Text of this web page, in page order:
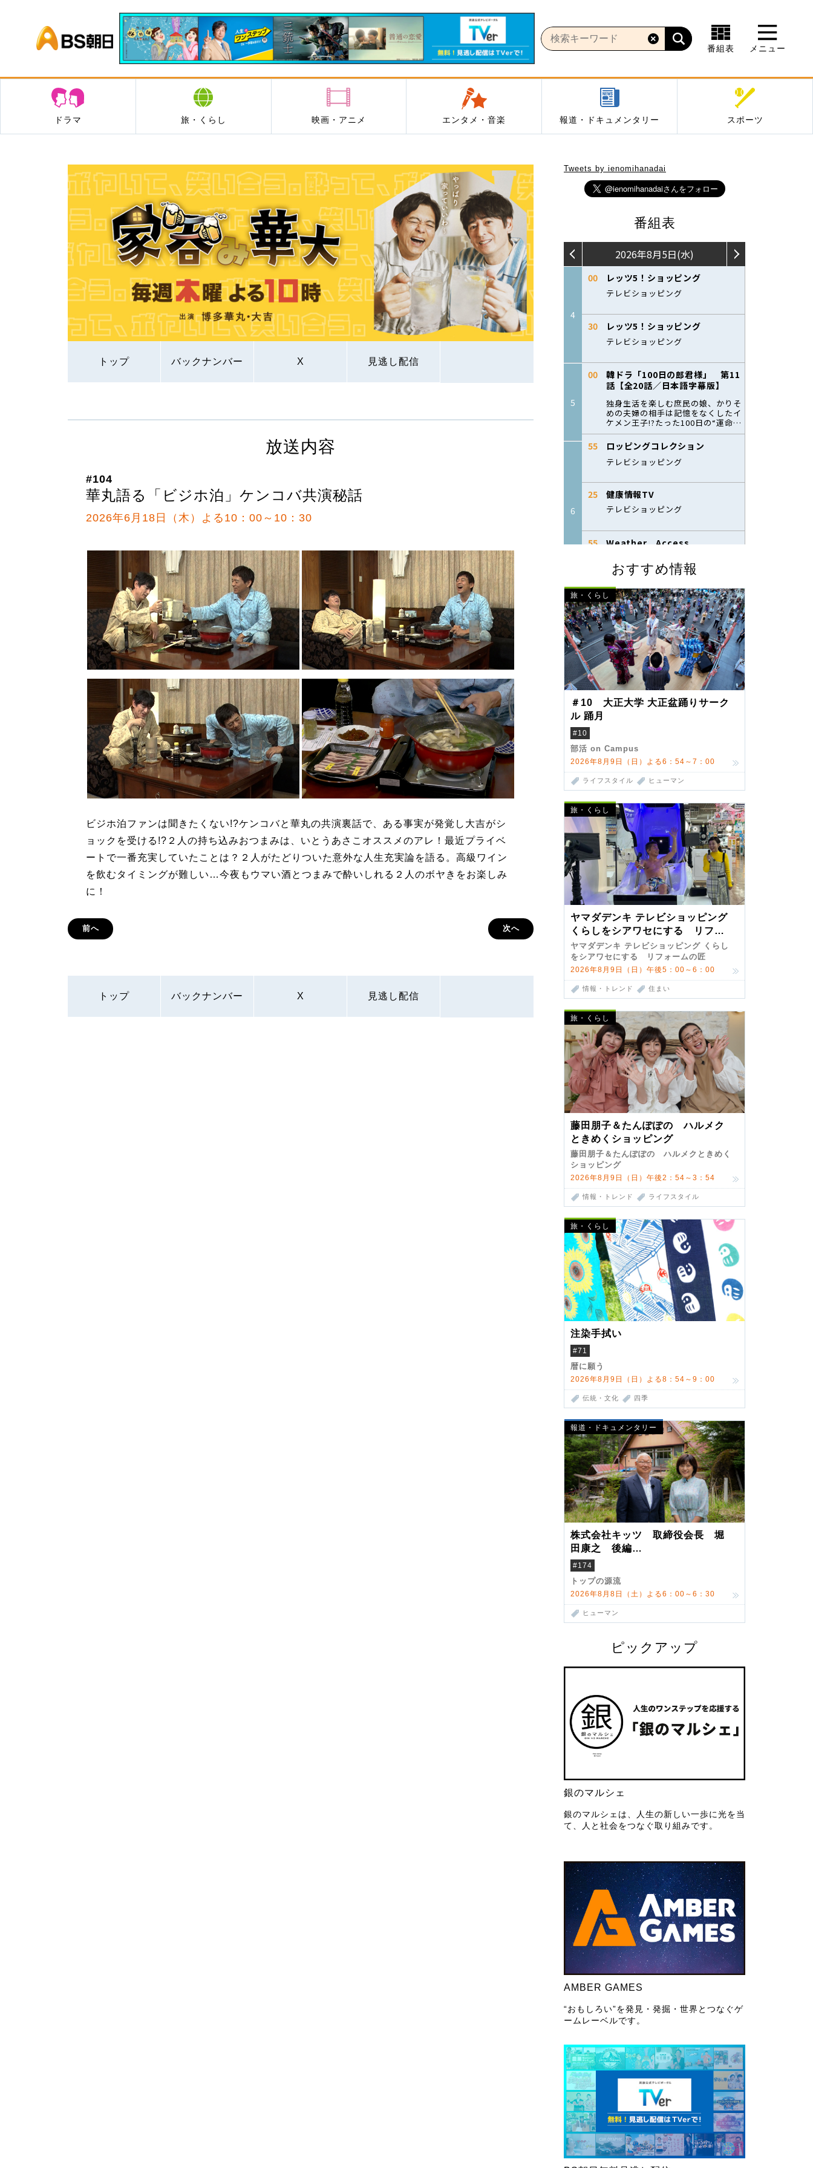
BS朝日
番組表 メニュー
ドラマ 旅・くらし 映画・アニメ エンタメ・音楽 報道・ドキュメンタリー スポーツ
トップ バックナンバー X 見逃し配信
Tweets by ienomihanadai
番組表
おすすめ情報
旅・くらし
＃10 大正大学 大正盆踊りサーク
ル 踊月
#10
部活 on Campus
2026年8月9日（日）よる6：54～7：00
ライフスタイル ヒューマン
旅・くらし
ヤマダデンキ テレビショッピング
くらしをシアワセにする リフォ
ームの匠 第7弾
ヤマダデンキ テレビショッピング くらし
をシアワセにする リフォームの匠
2026年8月9日（日）午後5：00～6：00
情報・トレンド 住まい
旅・くらし
藤田朋子＆たんぽぽの ハルメク
ときめくショッピング
藤田朋子＆たんぽぽの ハルメクときめく
ショッピング
2026年8月9日（日）午後2：54～3：54
情報・トレンド ライフスタイル
旅・くらし
注染手拭い
#71
暦に願う
2026年8月9日（日）よる8：54～9：00
伝統・文化 四季
報道・ドキュメンタリー
株式会社キッツ 取締役会長 堀
田康之 後編
米国駐在でも浮かんだ八ヶ岳 山
小屋を営んだ父母
#174
トップの源流
2026年8月8日（土）よる6：00～6：30
ヒューマン
ピックアップ
銀のマルシェ
銀のマルシェは、人生の新しい一歩に光を当
て、人と社会をつなぐ取り組みです。
AMBER GAMES
“おもしろい”を発見・発掘・世界とつなぐゲ
ームレーベルです。
放送内容
#104
華丸語る「ビジホ泊」ケンコバ共演秘話
2026年6月18日（木）よる10：00～10：30
ビジホ泊ファンは聞きたくない!?ケンコバと華丸の共演裏話で、ある事実が発覚し大吉がシ
ョックを受ける!?２人の持ち込みおつまみは、いとうあさこオススメのアレ！最近プライベ
ートで一番充実していたことは？２人がたどりついた意外な人生充実論を語る。高級ワイン
を飲むタイミングが難しい…今夜もウマい酒とつまみで酔いしれる２人のボヤきをお楽しみ
に！
前へ 次へ
トップ バックナンバー X 見逃し配信